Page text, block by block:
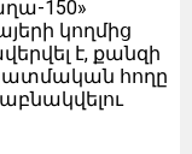
150»
կողմից
է, քանզի
պատմական հողը